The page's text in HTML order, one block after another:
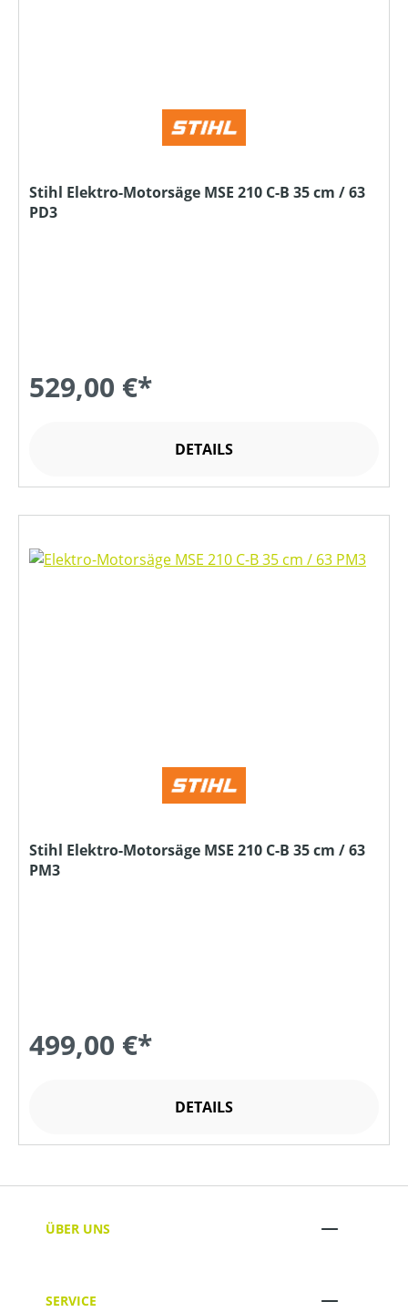
Stihl Elektro-Motorsäge MSE 210 C-B 35 cm / 63
PD3
529,00 €*
DETAILS
Stihl Elektro-Motorsäge MSE 210 C-B 35 cm / 63
PM3
499,00 €*
DETAILS
ÜBER UNS
SERVICE